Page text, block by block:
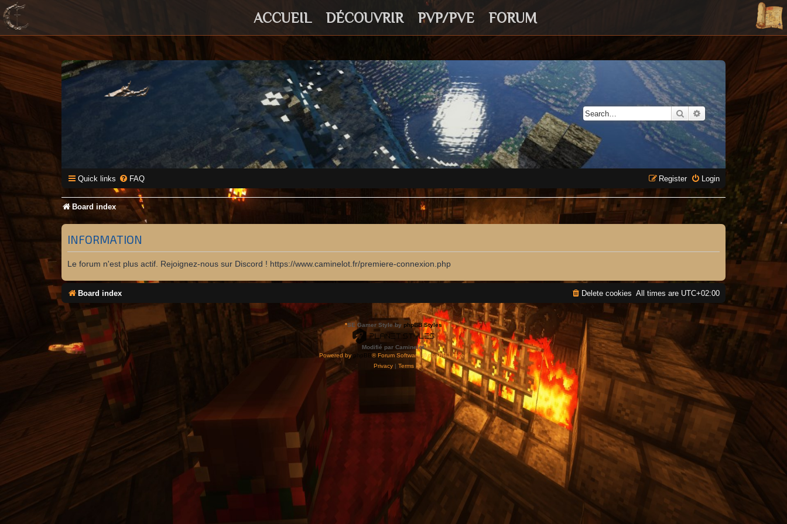
ACCUEIL DÉCOUVRIR PVP/PVE FORUM
SearchAdvanced search
Quick links FAQ Login
Register
Board index
INFORMATION
Le forum n'est plus actif. Rejoignez-nous sur Discord ! https://www.caminelot.fr/premiere-connexion.php
Board index All times are UTC+02:00
Delete cookies
*SE Gamer Style by phpBB Styles
Modifié par Caminelot.
Powered by phpBB® Forum Software © phpBB Limited
Privacy| Terms